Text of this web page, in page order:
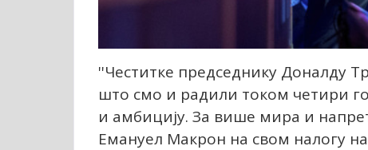
''Честитке председнику Доналду
што смо и радили током четири
и амбицију. За више мира и
Емануел Макрон на свом налогу